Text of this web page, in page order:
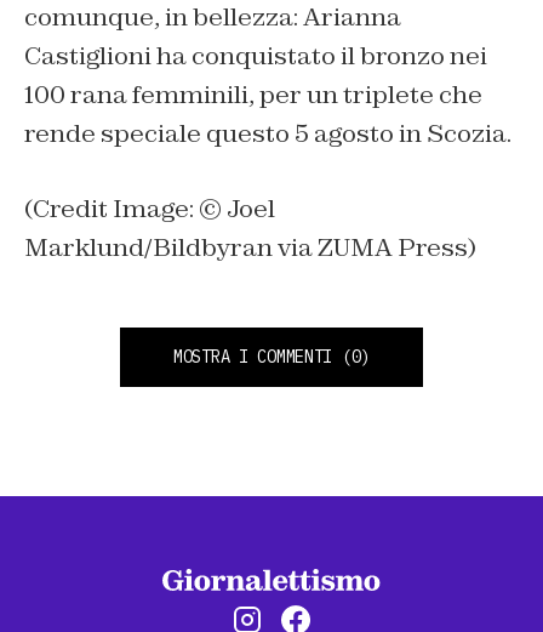
comunque, in bellezza: Arianna
Castiglioni ha conquistato il bronzo nei
100 rana femminili, per un triplete che
rende speciale questo 5 agosto in Scozia.
(Credit Image: © Joel
Marklund/Bildbyran via ZUMA Press)
MOSTRA I COMMENTI (0)